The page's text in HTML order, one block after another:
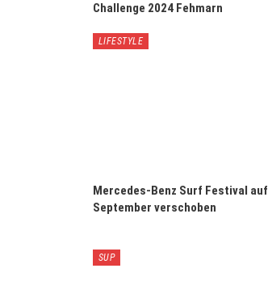
Challenge 2024 Fehmarn
LIFESTYLE
Mercedes-Benz Surf Festival auf
September verschoben
SUP